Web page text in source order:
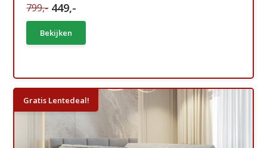
799,- 449,-
Bekijken
Gratis Lentedeal!